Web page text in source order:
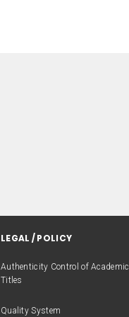
LEGAL / POLICY
Authenticity Control of Academic
Titles
Quality System